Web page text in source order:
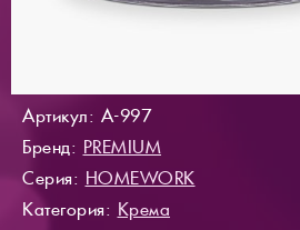
Артикул: A-997
Бренд: PREMIUM
Серия: HOMEWORK
Категория: Крема